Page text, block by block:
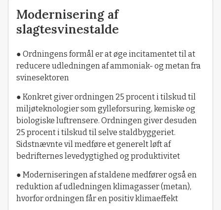
Modernisering af
slagtesvinestalde
● Ordningens formål er at øge incitamentet til at
reducere udledningen af ammoniak- og metan fra
svinesektoren
● Konkret giver ordningen 25 procent i tilskud til
miljøteknologier som gylleforsuring, kemiske og
biologiske luftrensere. Ordningen giver desuden
25 procent i tilskud til selve staldbyggeriet.
Sidstnævnte vil medføre et generelt løft af
bedrifternes levedygtighed og produktivitet
● Moderniseringen af staldene medfører også en
reduktion af udledningen klimagasser (metan),
hvorfor ordningen får en positiv klimaeffekt